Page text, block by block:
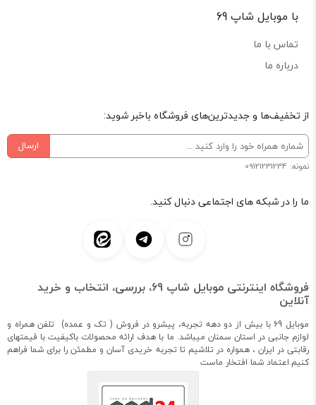
با موبایل شاپ 69
تماس با ما
درباره ما
از تخفیف‌ها و جدیدترین‌های فروشگاه باخبر شوید:
ارسال
نمونه: 09121231234
ما را در شبکه های اجتماعی دنبال کنید.
فروشگاه اینترنتی موبایل شاپ 69، بررسی، انتخاب و خرید
آنلاین
موبایل 69 با بیش از دو دهه تجربه، پیشرو در فروش ( تک و عمده) تلفن همراه و
لوازم جانبی در استان سمنان میباشد. ما با هدف ارائه محصولات باکیفیت با قیمتهای
رقابتی در ایران ، همواره در تلاشیم تا تجربه خریدی آسان و مطمئن را برای شما فراهم
کنیم.اعتماد شما افتخار ماست